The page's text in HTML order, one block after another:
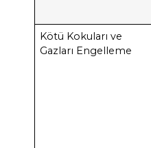
Kötü Kokuları ve
Gazları Engelleme